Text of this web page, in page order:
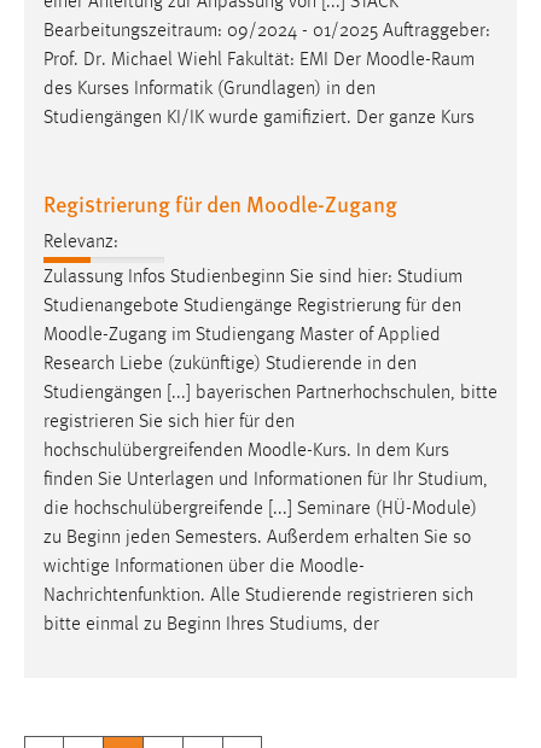
Bearbeitungszeitraum: 09/2024 - 01/2025 Auftraggeber:
Prof. Dr. Michael Wiehl Fakultät: EMI Der Moodle-Raum
des Kurses Informatik (Grundlagen) in den
Studiengängen KI/IK wurde gamifiziert. Der ganze Kurs
Registrierung für den Moodle-Zugang
Relevanz:
Zulassung Infos Studienbeginn Sie sind hier: Studium
Studienangebote Studiengänge Registrierung für den
Moodle-Zugang im Studiengang Master of Applied
Research Liebe (zukünftige) Studierende in den
Studiengängen [...] bayerischen Partnerhochschulen, bitte
registrieren Sie sich hier für den
hochschulübergreifenden Moodle-Kurs. In dem Kurs
finden Sie Unterlagen und Informationen für Ihr Studium,
die hochschulübergreifende [...] Seminare (HÜ-Module)
zu Beginn jeden Semesters. Außerdem erhalten Sie so
wichtige Informationen über die Moodle-
Nachrichtenfunktion. Alle Studierende registrieren sich
bitte einmal zu Beginn Ihres Studiums, der